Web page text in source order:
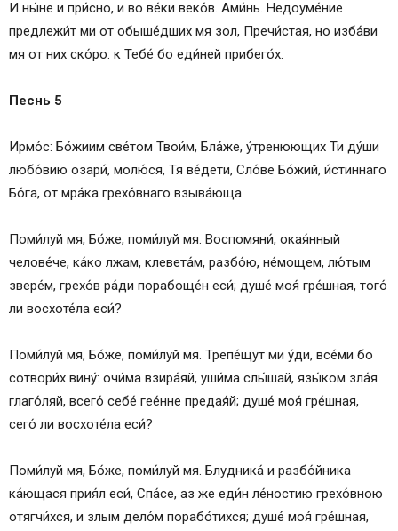
И ны́не и при́сно, и во ве́ки веко́в. Ами́нь. Недоуме́ние
предлежи́т ми от обыше́дших мя зол, Пречи́стая, но изба́ви
мя от них ско́ро: к Тебе́ бо еди́ней прибего́х.
Песнь 5
Ирмо́с: Бо́жиим све́том Твои́м, Бла́же, у́тренюющих Ти ду́ши
любо́вию озари́, молю́ся, Тя ве́дети, Сло́ве Бо́жий, и́стиннаго
Бо́га, от мра́ка грехо́внаго взыва́юща.
Поми́луй мя, Бо́же, поми́луй мя. Воспомяни́, окая́нный
челове́че, ка́ко лжам, клевета́м, разбо́ю, не́мощем, лю́тым
звере́м, грехо́в ра́ди порабоще́н еси́; душе́ моя́ гре́шная, того́
ли восхоте́ла еси́?
Поми́луй мя, Бо́же, поми́луй мя. Трепе́щут ми у́ди, все́ми бо
сотвори́х вину́: очи́ма взира́яй, уши́ма слы́шай, язы́ком зла́я
глаго́ляй, всего́ себе́ гее́нне предая́й; душе́ моя́ гре́шная,
сего́ ли восхоте́ла еси́?
Поми́луй мя, Бо́же, поми́луй мя. Блудника́ и разбо́йника
ка́ющася прия́л еси́, Спа́се, аз же еди́н ле́ностию грехо́вною
отягчи́хся, и злым дело́м порабо́тихся; душе́ моя́ гре́шная,